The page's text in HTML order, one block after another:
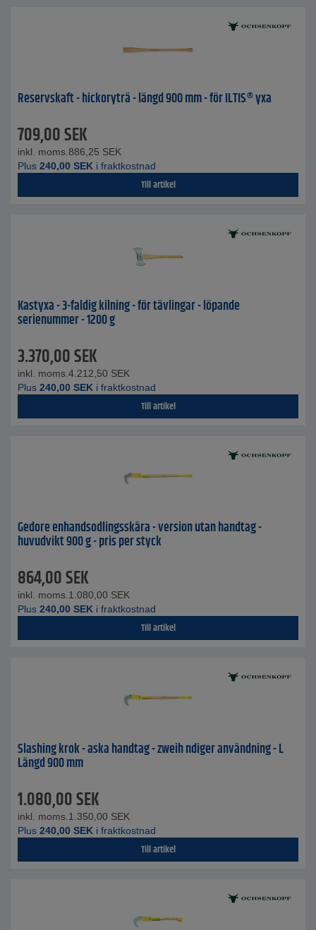
Reservskaft - hickoryträ - längd 900 mm - för ILTIS® yxa
709,00SEK
inkl. moms. 886,25 SEK
Plus 240,00 SEK i fraktkostnad
Till artikel
Kastyxa - 3-faldig kilning - för tävlingar - löpande
serienummer - 1200 g
3.370,00SEK
inkl. moms. 4.212,50 SEK
Plus 240,00 SEK i fraktkostnad
Till artikel
Gedore enhandsodlingsskära - version utan handtag -
huvudvikt 900 g - pris per styck
864,00SEK
inkl. moms. 1.080,00 SEK
Plus 240,00 SEK i fraktkostnad
Till artikel
Slashing krok - aska handtag - zweih ndiger användning - L
Längd 900 mm
1.080,00SEK
inkl. moms. 1.350,00 SEK
Plus 240,00 SEK i fraktkostnad
Till artikel